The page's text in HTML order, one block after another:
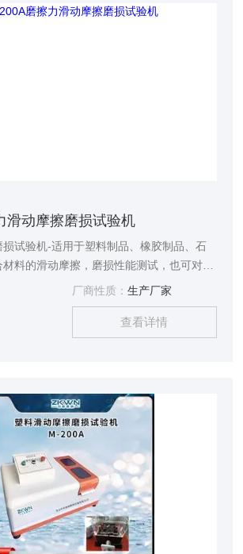
滑动摩擦磨损试验机
试验机-适用于塑料制品、橡胶制品、石
料的滑动摩擦，磨损性能测试，也可对试
磨擦系数和磨损量进行测定。本仪器融合
行升级改造而成，本仪器具有测控精度
势，是科研院所、质检机构、实验室研究试
厂商性质： 生产厂家
查看详情